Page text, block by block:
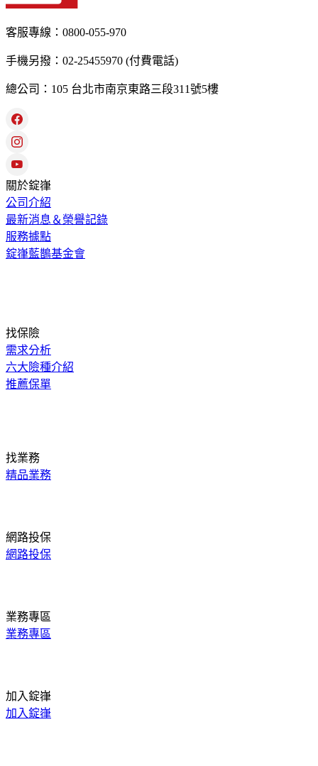
客服專線：0800-055-970
手機另撥：02-25455970 (付費電話)
總公司：105 台北市南京東路三段311號5樓
關於錠嵂
公司介紹
最新消息＆榮譽記錄
服務據點
錠嵂藍鵲基金會
找保險
需求分析
六大險種介紹
推薦保單
找業務
精品業務
網路投保
網路投保
業務專區
業務專區
加入錠嵂
加入錠嵂